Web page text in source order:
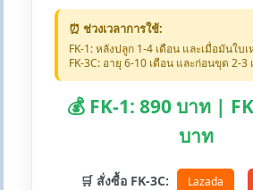
⏰ ช่วงเวลาการใช้:
FK-1: หลังปลูก 1-4 เดือน และเมื่อมันใบเ
FK-3C: อายุ 6-10 เดือน และก่อนขุด 2-3
💰 FK-1: 890 บาท |
บาท
🛒 สั่งซื้อ FK-3C: Lazada